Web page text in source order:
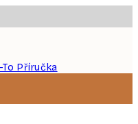
To Příručka